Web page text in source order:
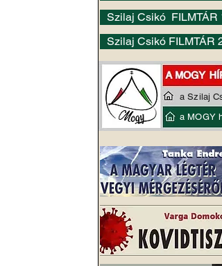
Szilaj Csikó
Szilaj Csikó FILMTÁR
a Szilaj
a MOGY